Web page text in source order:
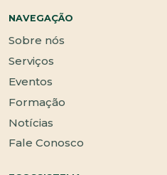
NAVEGAÇÃO
Sobre nós
Serviços
Eventos
Formação
Notícias
Fale Conosco